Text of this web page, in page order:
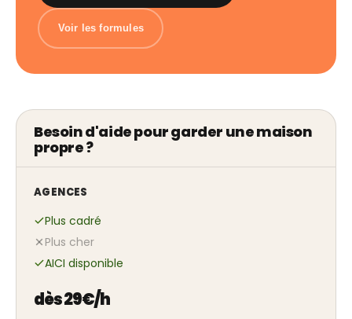
Voir les formules
Besoin d'aide pour garder une maison
propre ?
AGENCES
Plus cadré
Plus cher
AICI disponible
dès 29€/h